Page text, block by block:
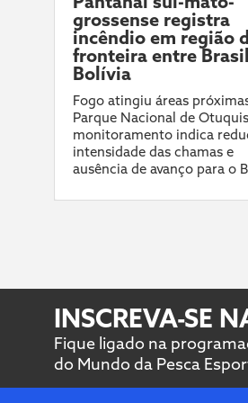
grossense registra
incêndio em região
fronteira entre
Bolívia
Fogo atingiu áreas
Parque Nacional de
monitoramento indica
intensidade das chamas e
ausência de avanço para o
INSCREVA-SE
Fique ligado na
do Mundo da Pesca